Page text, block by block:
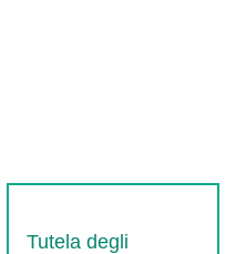
Tutela degli